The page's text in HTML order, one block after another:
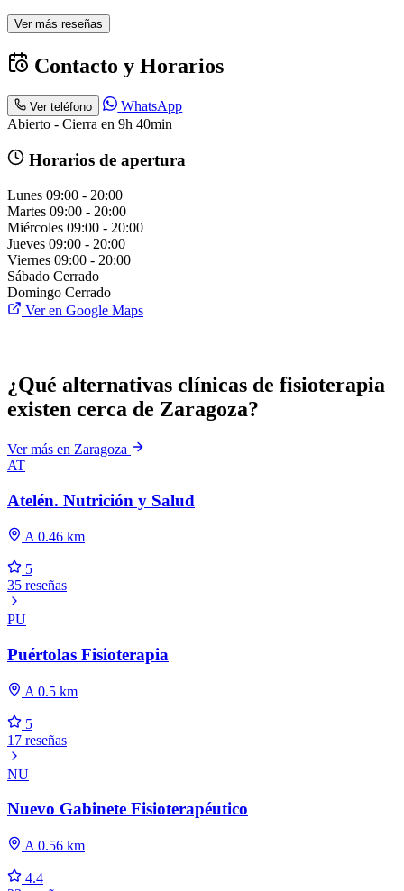
Ver más reseñas
Contacto y Horarios
Ver teléfono
WhatsApp
Abierto - Cierra en 9h 40min
Horarios de apertura
Lunes 09:00 - 20:00
Martes 09:00 - 20:00
Miércoles 09:00 - 20:00
Jueves 09:00 - 20:00
Viernes 09:00 - 20:00
Sábado Cerrado
Domingo Cerrado
Ver en Google Maps
¿Qué alternativas clínicas de fisioterapia
existen cerca de Zaragoza?
Ver más en Zaragoza
AT
Atelén. Nutrición y Salud
A 0.46 km
5
35 reseñas
PU
Puértolas Fisioterapia
A 0.5 km
5
17 reseñas
NU
Nuevo Gabinete Fisioterapéutico
A 0.56 km
4.4